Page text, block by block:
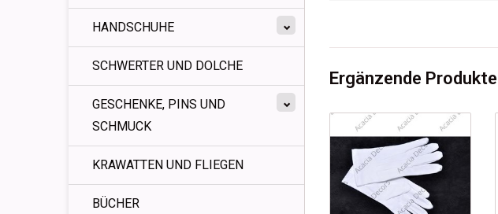
HANDSCHUHE
SCHWERTER UND DOLCHE
GESCHENKE, PINS UND
SCHMUCK
KRAWATTEN UND FLIEGEN
BÜCHER
Ergänzende Produkte